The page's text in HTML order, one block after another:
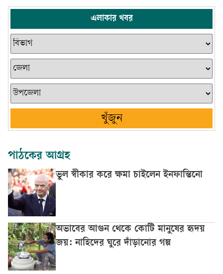
এলাকার খবর
খুঁজুন
পাঠকের আগ্রহ
ভুল স্বীকার করে ক্ষমা চাইলেন ইনফান্তিনো
অভাবের আগুন থেকে কোটি মানুষের হৃদয়
জয়: নাহিদের ঘুরে দাঁড়ানোর গল্প